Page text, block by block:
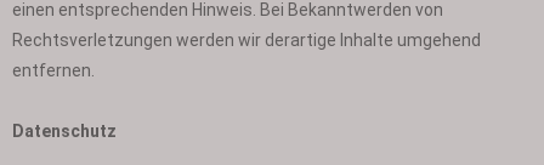
einen entsprechenden Hinweis. Bei Bekanntwerden von
Rechtsverletzungen werden wir derartige Inhalte umgehend
entfernen.
Datenschutz